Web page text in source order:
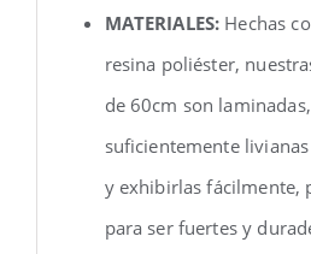
MATERIALES: Hechas
resina poliéster,
de 60cm son
suficientemente
y exhibirlas fácilmente,
para ser fuertes y